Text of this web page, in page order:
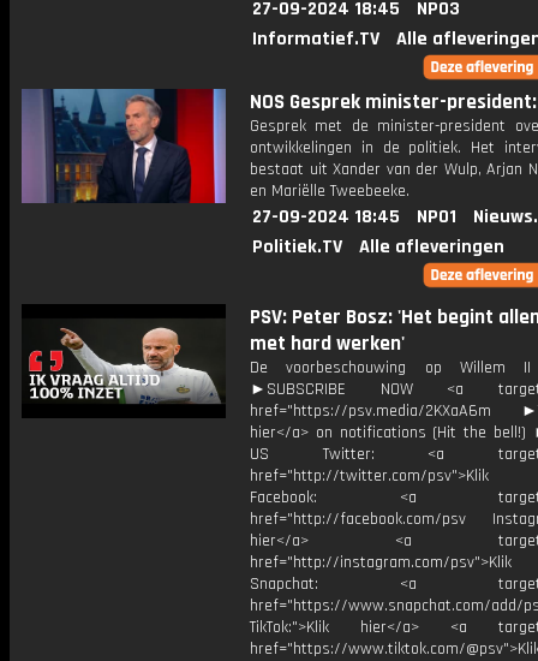
27-09-2024 18:45
NPO3
Informatief.TV
Alle
NOS Gesprek minister-
Gesprek met de minister-president
ontwikkelingen in de politiek. Het
bestaat uit Xander van der Wulp, Arjan
en Mariëlle Tweebeeke.
27-09-2024 18:45 NPO1
Politiek.TV
Alle afleveringen
PSV: Peter Bosz: 'Het begint
met hard werken'
De voorbeschouwing op Willem
►SUBSCRIBE NOW <a
href="https://psv.media/2KXaA6m
hier</a> on notifications (Hit the bell!)
US Twitter: <a
href="http://twitter.com/psv">Klik
Facebook: <a
href="http://facebook.com/psv
hier</a> <a
href="http://instagram.com/
Snapchat: <a
href="https://www.snapchat.com/add/
TikTok:">Klik hier</a> <a
href="https://www.tiktok.com/